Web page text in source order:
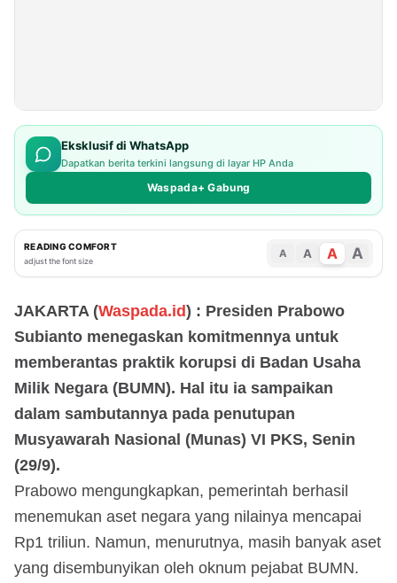
Eksklusif di WhatsApp
Dapatkan berita terkini langsung di layar HP Anda
Waspada+ Gabung
READING COMFORT
adjust the font size
A A A A
JAKARTA (Waspada.id) : Presiden Prabowo
Subianto menegaskan komitmennya untuk
memberantas praktik korupsi di Badan Usaha
Milik Negara (BUMN). Hal itu ia sampaikan
dalam sambutannya pada penutupan
Musyawarah Nasional (Munas) VI PKS, Senin
(29/9).
Prabowo mengungkapkan, pemerintah berhasil
menemukan aset negara yang nilainya mencapai
Rp1 triliun. Namun, menurutnya, masih banyak aset
yang disembunyikan oleh oknum pejabat BUMN.